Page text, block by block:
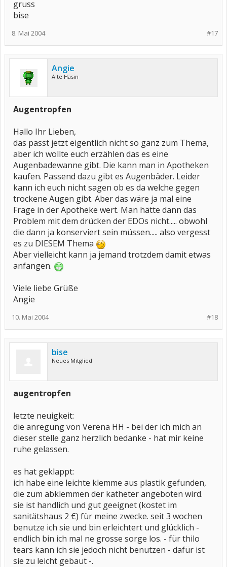
gruss
bise
#17
8. Mai 2004
Angie
Alte Häsin
Augentropfen
Hallo Ihr Lieben,
das passt jetzt eigentlich nicht so ganz zum Thema,
aber ich wollte euch erzählen das es eine
Augenbadewanne gibt. Die kann man in Apotheken
kaufen. Passend dazu gibt es Augenbäder. Leider
kann ich euch nicht sagen ob es da welche gegen
trockene Augen gibt. Aber das wäre ja mal eine
Frage in der Apotheke wert. Man hätte dann das
Problem mit dem drücken der EDOs nicht..... obwohl
die dann ja konserviert sein müssen..... also vergesst
es zu DIESEM Thema
Aber vielleicht kann ja jemand trotzdem damit etwas
anfangen.
Viele liebe Grüße
Angie
#18
10. Mai 2004
bise
Neues Mitglied
augentropfen
letzte neuigkeit:
die anregung von Verena HH - bei der ich mich an
dieser stelle ganz herzlich bedanke - hat mir keine
ruhe gelassen.
es hat geklappt:
ich habe eine leichte klemme aus plastik gefunden,
die zum abklemmen der katheter angeboten wird.
sie ist handlich und gut geeignet (kostet im
sanitätshaus 2 €) für meine zwecke. seit 3 wochen
benutze ich sie und bin erleichtert und glücklich -
endlich bin ich mal ne grosse sorge los. - für thilo
tears kann ich sie jedoch nicht benutzen - dafür ist
sie zu leicht gebaut -.